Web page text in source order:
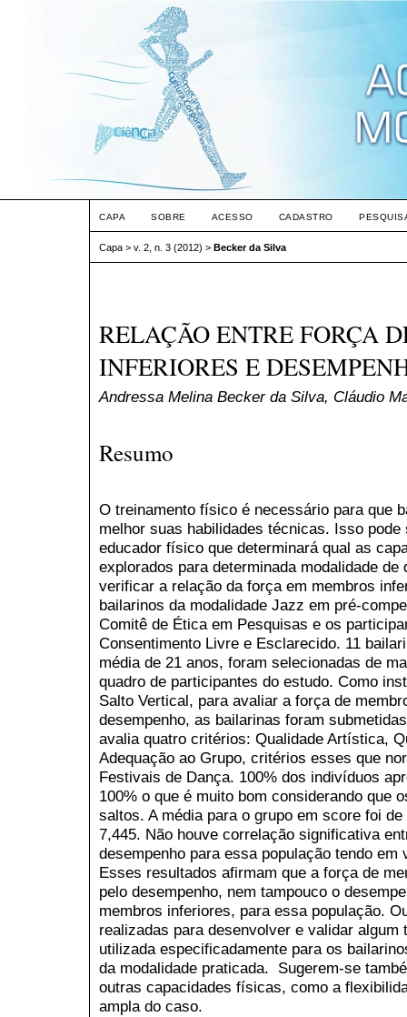
CAPA SOBRE ACESSO CADASTRO
Capa > v. 2, n. 3 (2012) > Becker da Silva
RELAÇÃO ENTRE FORÇA
INFERIORES E
Andressa Melina Becker da Silva, Cláudio
Resumo
O treinamento físico é necessário para que
melhor suas habilidades técnicas. Isso
educador físico que determinará qual as
explorados para determinada modalidade
verificar a relação da força em membros
bailarinos da modalidade Jazz em pré-
Comitê de Ética em Pesquisas e os
Consentimento Livre e Esclarecido. 11
média de 21 anos, foram selecionadas de
quadro de participantes do estudo. Como
Salto Vertical, para avaliar a força de
desempenho, as bailarinas foram
avalia quatro critérios: Qualidade Artística,
Adequação ao Grupo, critérios esses que
Festivais de Dança. 100% dos indivíduos
100% o que é muito bom considerando que
saltos. A média para o grupo em score foi
7,445. Não houve correlação significativa
desempenho para essa população tendo
Esses resultados afirmam que a força de
pelo desempenho, nem tampouco o
membros inferiores, para essa população.
realizadas para desenvolver e validar
utilizada especificadamente para os
da modalidade praticada. Sugerem-se
outras capacidades físicas, como a
ampla do caso.